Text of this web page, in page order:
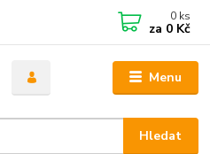
Menu
Hledat
0 ks
za 0 Kč